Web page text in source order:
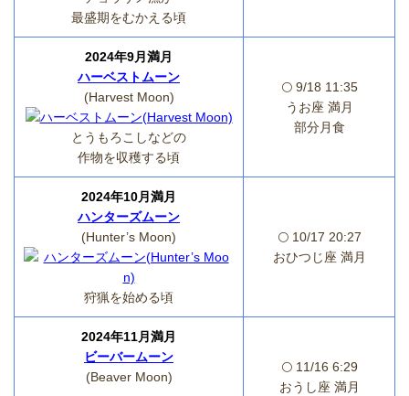
最盛期をむかえる頃
2024年9月満月
ハーベストムーン
(Harvest Moon)
とうもろこしなどの
作物を収穫する頃
🌕 9/18 11:35
うお座 満月
部分月食
2024年10月満月
ハンターズムーン
(Hunter’s Moon)
狩猟を始める頃
🌕 10/17 20:27
おひつじ座 満月
2024年11月満月
ビーバームーン
(Beaver Moon)
🌕 11/16 6:29
おうし座 満月